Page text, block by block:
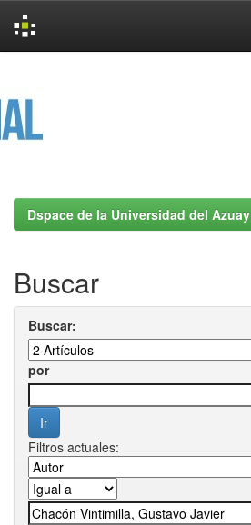
Dspace de la Universidad del Azuay
Buscar
Buscar:
por
Filtros actuales: